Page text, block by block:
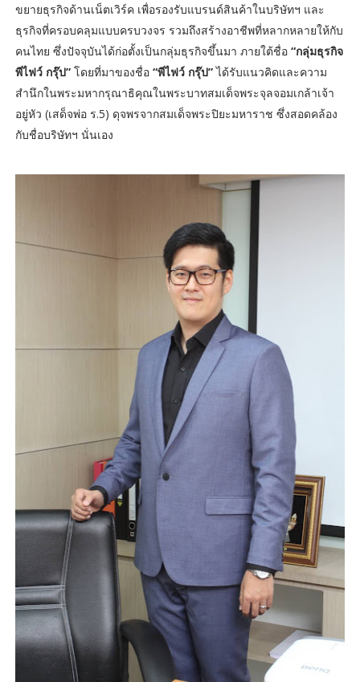
ขยายธุรกิจด้านเน็ตเวิร์ค เพื่อรองรับแบรนด์สินค้าในบริษัทฯ และ
ธุรกิจที่ครอบคลุมแบบครบวงจร รวมถึงสร้างอาชีพที่หลากหลายให้กับ
คนไทย ซึ่งปัจจุบันได้ก่อตั้งเป็นกลุ่มธุรกิจขึ้นมา ภายใต้ชื่อ“กลุ่มธุรกิจ
พีไฟว์ กรุ๊ป”โดยที่มาของชื่อ“พีไฟว์ กรุ๊ป”ได้รับแนวคิดและความ
สำนึกในพระมหากรุณาธิคุณในพระบาทสมเด็จพระจุลจอมเกล้าเจ้า
อยู่หัว (เสด็จพ่อ ร.5) ดุจพรจากสมเด็จพระปิยะมหาราช ซึ่งสอดคล้อง
กับชื่อบริษัทฯ นั่นเอง